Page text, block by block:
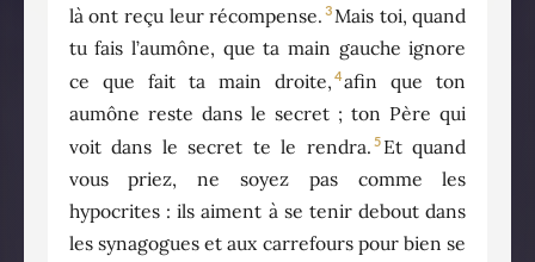
là ont reçu leur récompense. 3 Mais toi, quand
tu fais l’aumône, que ta main gauche ignore
ce que fait ta main droite, 4afin que ton
aumône reste dans le secret ; ton Père qui
voit dans le secret te le rendra. 5 Et quand
vous priez, ne soyez pas comme les
hypocrites : ils aiment à se tenir debout dans
les synagogues et aux carrefours pour bien se